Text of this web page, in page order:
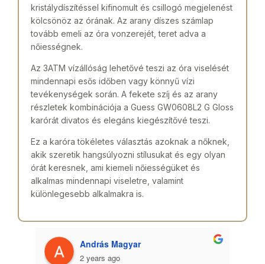
kristálydíszítéssel kifinomult és csillogó megjelenést
kölcsönöz az órának. Az arany díszes számlap
tovább emeli az óra vonzerejét, teret adva a
nőiességnek.
Az 3ATM vízállóság lehetővé teszi az óra viselését
mindennapi esős időben vagy könnyű vízi
tevékenységek során. A fekete szíj és az arany
részletek kombinációja a Guess GW0608L2 G Gloss
karórát divatos és elegáns kiegészítővé teszi.
Ez a karóra tökéletes választás azoknak a nőknek,
akik szeretik hangsúlyozni stílusukat és egy olyan
órát keresnek, ami kiemeli nőiességüket és
alkalmas mindennapi viseletre, valamint
különlegesebb alkalmakra is.
András Magyar
2 years ago